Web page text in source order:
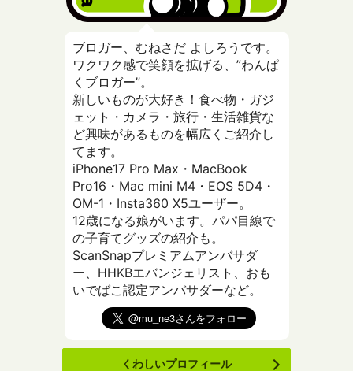
ブロガー、むねさだ よしろうです。
ワクワク感で笑顔を拡げる、”わんぱ
くブロガー”。
新しいものが大好き！食べ物・ガジ
ェット・カメラ・旅行・生活雑貨な
ど興味があるものを幅広くご紹介し
てます。
iPhone17 Pro Max・MacBook
Pro16・Mac mini M4・EOS 5D4・
OM-1・Insta360 X5ユーザー。
12歳になる娘がいます。パパ目線で
の子育てグッズの紹介も。
ScanSnapプレミアムアンバサダ
ー、HHKBエバンジェリスト、おも
いでばこ認定アンバサダーなど。
くわしいプロフィール